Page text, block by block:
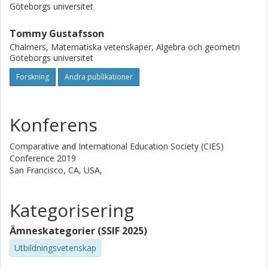
Göteborgs universitet
Tommy Gustafsson
Chalmers, Matematiska vetenskaper, Algebra och geometri
Göteborgs universitet
Forskning Andra publikationer
Konferens
Comparative and International Education Society (CIES)
Conference 2019
San Francisco, CA, USA,
Kategorisering
Ämneskategorier (SSIF 2025)
Utbildningsvetenskap